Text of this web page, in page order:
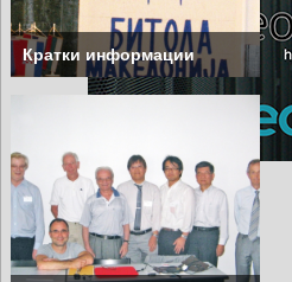
Кратки информации